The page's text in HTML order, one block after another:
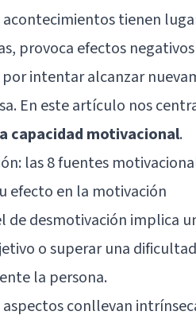
tienen
provoca efectos
intentar alcanzar
En este artículo nos
capacidad motivacional.
las 8 fuentes
efecto en la motivación
de desmotivación implica
o superar una
la persona.
conllevan